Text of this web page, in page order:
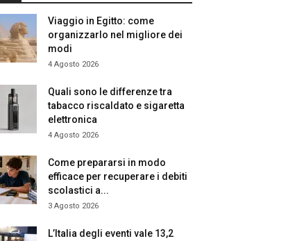
Viaggio in Egitto: come
organizzarlo nel migliore dei
modi
4 Agosto 2026
Quali sono le differenze tra
tabacco riscaldato e sigaretta
elettronica
4 Agosto 2026
Come prepararsi in modo
efficace per recuperare i debiti
scolastici a...
3 Agosto 2026
L’Italia degli eventi vale 13,2